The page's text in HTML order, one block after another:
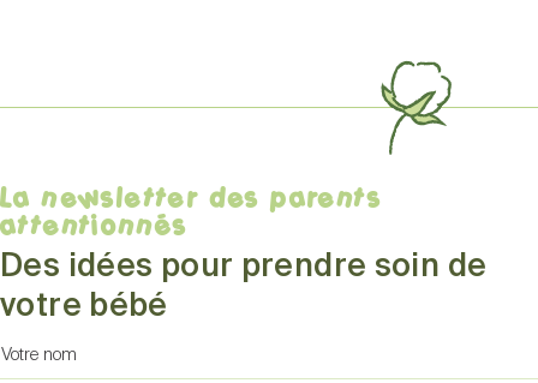
La newsletter des parents
attentionnés
Des idées pour prendre soin de
votre bébé